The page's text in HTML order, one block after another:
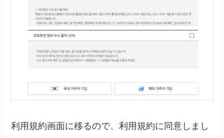
利用規約画面に移るので、利用規約に同意しまし